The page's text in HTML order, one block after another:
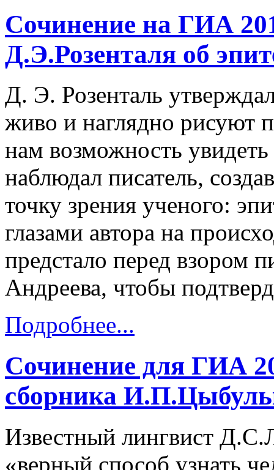
Сочинение на ГИА
Д.Э.Розенталя об
Д. Э. Розенталь
живо и наглядно рисуют
нам возможность
наблюдал писатель,
точку зрения ученого:
глазами автора на
предстало перед взором
Андреева, чтобы
Подробнее...
Сочинение для ГИА
сборника
Известный лингвист
«верный способ узнать